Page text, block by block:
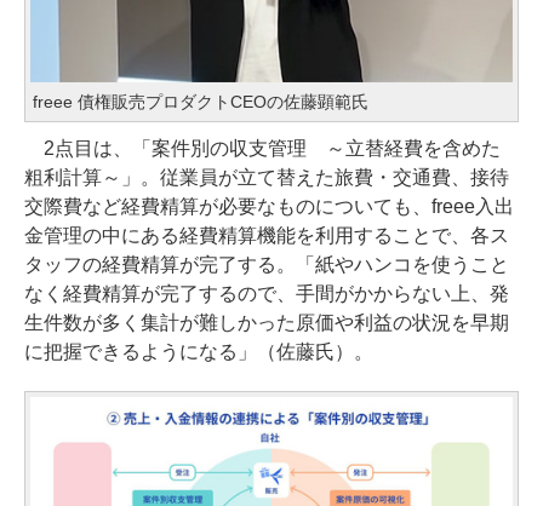
freee 債権販売プロダクトCEOの佐藤顕範氏
2点目は、「案件別の収支管理 ～立替経費を含めた
粗利計算～」。従業員が立て替えた旅費・交通費、接待
交際費など経費精算が必要なものについても、freee入出
金管理の中にある経費精算機能を利用することで、各ス
タッフの経費精算が完了する。「紙やハンコを使うこと
なく経費精算が完了するので、手間がかからない上、発
生件数が多く集計が難しかった原価や利益の状況を早期
に把握できるようになる」（佐藤氏）。